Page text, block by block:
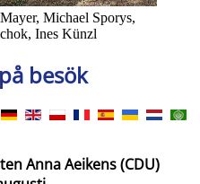
Michael Sporys,
Ines Künzl
besök
Anna Aeikens (CDU)